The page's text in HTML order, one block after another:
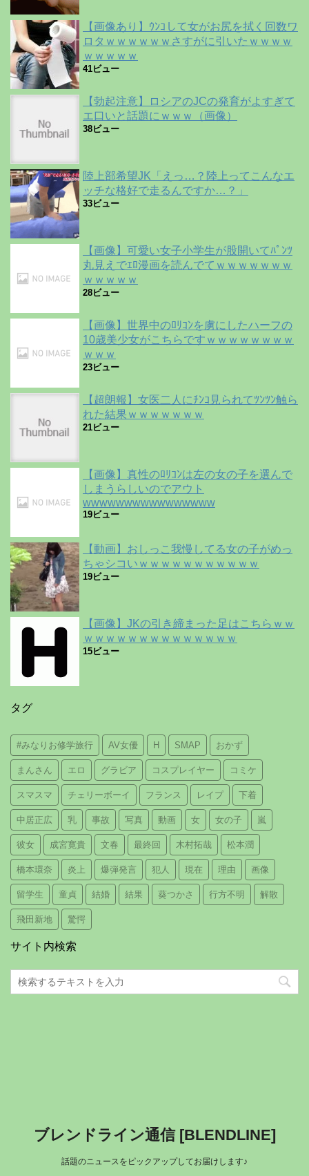
【画像あり】ｳﾝｺして女がお尻を拭く回数ワ
ロタｗｗｗｗｗｗさすがに引いたｗｗｗｗ
ｗｗｗｗｗ
41ビュー
【勃起注意】ロシアのJCの発育がよすぎて
エ口いと話題にｗｗｗ（画像）
38ビュー
陸上部希望JK「えっ…？陸上ってこんなエ
ッチな格好で走るんですか…？」
33ビュー
【画像】可愛い女子小学生が股開いてﾊﾟﾝﾂ
丸見えでｴﾛ漫画を読んでてｗｗｗｗｗｗｗ
ｗｗｗｗｗ
28ビュー
【画像】世界中のﾛﾘｺﾝを虜にしたハーフの
10歳美少女がこちらですｗｗｗｗｗｗｗｗ
ｗｗｗ
23ビュー
【超朗報】女医二人にﾁﾝｺ見られてﾂﾝﾂﾝ触ら
れた結果ｗｗｗｗｗｗｗ
21ビュー
【画像】真性のﾛﾘｺﾝは左の女の子を選んで
しまうらしいのでアウト
wwwwwwwwwwwwwwww
19ビュー
【動画】おしっこ我慢してる女の子がめっ
ちゃシコいｗｗｗｗｗｗｗｗｗｗｗ
19ビュー
【画像】JKの引き締まった足はこちらｗｗ
ｗｗｗｗｗｗｗｗｗｗｗｗｗｗ
15ビュー
タグ
#みなりお修学旅行 AV女優 H SMAP おかず
まんさん エロ グラビア コスプレイヤー コミケ
スマスマ チェリーボーイ フランス レイプ 下着
中居正広 乳 事故 写真 動画 女 女の子 嵐
彼女 成宮寛貴 文春 最終回 木村拓哉 松本潤
橋本環奈 炎上 爆弾発言 犯人 現在 理由 画像
留学生 童貞 結婚 結果 葵つかさ 行方不明 解散
飛田新地 驚愕
サイト内検索
ブレンドライン通信 [BLENDLINE]
話題のニュースをピックアップしてお届けします♪